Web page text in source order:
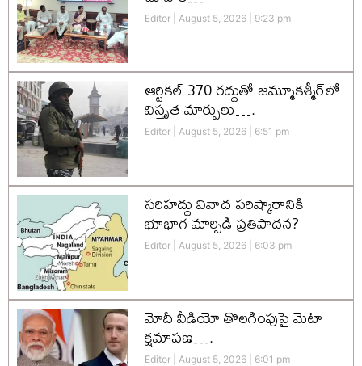
Editor August 5, 2026 9:23 pm
ఆర్టికల్ 370 రద్దుతో జమ్మూకశ్మీర్‌లో
విస్తృత మార్పులు….
Editor August 5, 2026 6:51 pm
సరిహద్దు వివాద పరిష్కారానికి
భూభాగ మార్పిడి ప్రతిపాదన?
Editor August 5, 2026 6:03 pm
మోదీ వీడియో తొలగింపుపై మెటా
క్షమాపణ….
Editor August 5, 2026 6:01 pm